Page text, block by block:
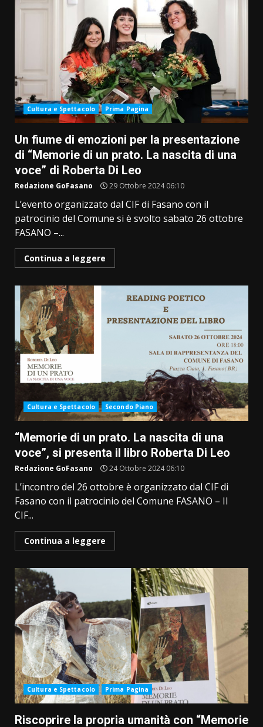
Cultura e Spettacolo Prima Pagina
Un fiume di emozioni per la presentazione
di “Memorie di un prato. La nascita di una
voce” di Roberta Di Leo
Redazione GoFasano 29 Ottobre 2024 06:10
L’evento organizzato dal CIF di Fasano con il
patrocinio del Comune si è svolto sabato 26 ottobre
FASANO –...
Continua a leggere
Cultura e Spettacolo Secondo Piano
“Memorie di un prato. La nascita di una
voce”, si presenta il libro Roberta Di Leo
Redazione GoFasano 24 Ottobre 2024 06:10
L’incontro del 26 ottobre è organizzato dal CIF di
Fasano con il patrocinio del Comune FASANO – Il
CIF...
Continua a leggere
Cultura e Spettacolo Prima Pagina
Riscoprire la propria umanità con “Memorie